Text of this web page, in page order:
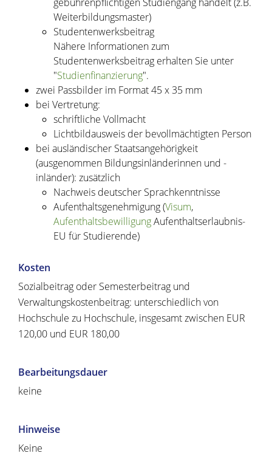
Weiterbildungsmaster)
Studentenwerksbeitrag
Nähere Informationen zum
Studentenwerksbeitrag erhalten Sie unter
"Studienfinanzierung".
zwei Passbilder im Format 45 x 35 mm
bei Vertretung:
schriftliche Vollmacht
Lichtbildausweis der bevollmächtigten Person
bei ausländischer Staatsangehörigkeit
(ausgenommen Bildungsinländerinnen und -
inländer): zusätzlich
Nachweis deutscher Sprachkenntnisse
Aufenthaltsgenehmigung (Visum,
AufenthaltsbewilligungAufenthaltserlaubnis-
EU für Studierende)
Kosten
Sozialbeitrag oder Semesterbeitrag und
Verwaltungskostenbeitrag: unterschiedlich von
Hochschule zu Hochschule, insgesamt zwischen EUR
120,00 und EUR 180,00
Bearbeitungsdauer
keine
Hinweise
Keine